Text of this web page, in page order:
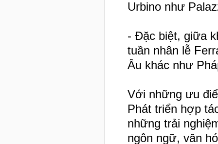
Urbino như
- Đặc biệt, giữa
tuần nhân lễ
Âu khác như
Với những ưu
Phát triển hợp
những trải
ngôn ngữ, văn